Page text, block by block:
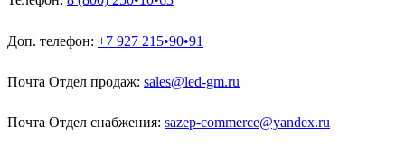
Доп. телефон: +7 927 215•90•91
Почта Отдел продаж: sales@led-gm.ru
Почта Отдел снабжения: sazep-commerce@yandex.ru